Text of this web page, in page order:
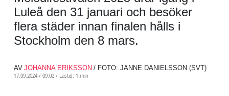
Luleå den 31 januari och besöker
flera städer innan finalen hålls i
Stockholm den 8 mars.
AV JOHANNA ERIKSSON / FOTO: JANNE DANIELSSON (SVT)
17.09.2024 / 09:02 / Lästid: 1 min